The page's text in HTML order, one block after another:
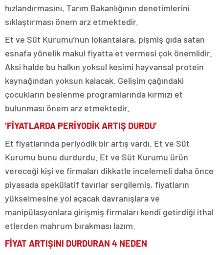
hızlandırmasını, Tarım Bakanlığının denetimlerini
sıklaştırması önem arz etmektedir.
Et ve Süt Kurumu’nun lokantalara, pişmiş gıda satan
esnafa yönelik makul fiyatta et vermesi çok önemlidir.
Aksi halde bu halkın yoksul kesimi hayvansal protein
kaynağından yoksun kalacak. Gelişim çağındaki
çocukların beslenme programlarında kırmızı et
bulunması önem arz etmektedir.
‘FİYATLARDA PERİYODİK ARTIŞ DURDU’
Et fiyatlarında periyodik bir artış vardı. Et ve Süt
Kurumu bunu durdurdu. Et ve Süt Kurumu ürün
vereceği kişi ve firmaları dikkatle incelemeli daha önce
piyasada spekülatif tavırlar sergilemiş, fiyatların
yükselmesine yol açacak davranışlara ve
manipülasyonlara girişmiş firmaları kendi getirdiği ithal
etlerden mahrum bırakması lazım.
FİYAT ARTIŞINI DURDURAN 4 NEDEN